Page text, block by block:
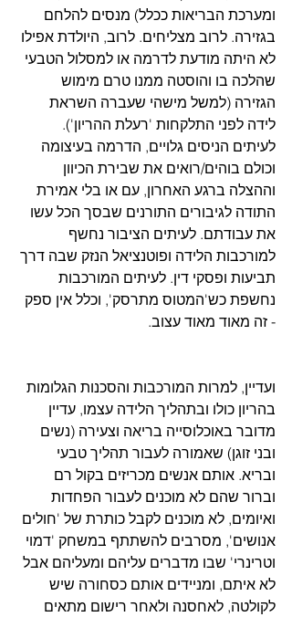
ומערכת הבריאות ככלל) מנסים להלחם
בגזירה. לרוב מצליחים. לרוב, היולדת אפילו
לא היתה מודעת לדרמה או למסלול הטבעי
שהלכה בו והוסטה ממנו טרם מימוש
הגזירה (למשל מישהי שעברה השראת
לידה לפני התלקחות 'רעלת ההריון').
לעיתים הניסים גלויים, הדרמה בעיצומה
וכולם בוהים/רואים את שבירת הכיוון
וההצלה ברגע האחרון, עם או בלי אמירת
התודה לגיבורים התורנים שבסך הכל עשו
את עבודתם. לעיתים הציבור נחשף
למורכבות הלידה ופוטנציאל הנזק שבה דרך
תביעות ופסקי דין. לעיתים המורכבות
נחשפת כש'המטוס מתרסק', וכלל אין ספק
- זה מאוד מאוד עצוב.
ועדיין, למרות המורכבות והסכנות הגלומות
בהריון כולו ובתהליך הלידה עצמו, עדיין
מדובר באוכלוסייה בריאה וצעירה (נשים
ובני זוגן) שאמורה לעבור תהליך טבעי
ובריא. אותם אנשים מכריזים בקול רם
וברור שהם לא מוכנים לעבור הפחדות
ואיומים, לא מוכנים לקבל כותרת של 'חולים
אנושים', מסרבים להשתתף במשחק 'דמוי
וטרינרי' שבו מדברים עליהם ומעליהם אבל
לא איתם, ומניידים אותם כסחורה שיש
לקולטה, לאחסנה ולאחר רישום מתאים